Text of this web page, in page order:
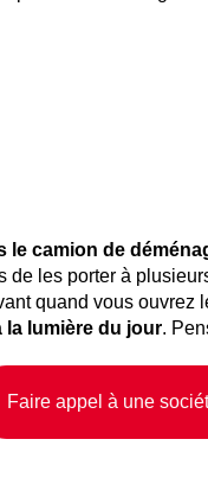
le camion de
les porter à
quand vous
la lumière du jour.
Faire appel à une